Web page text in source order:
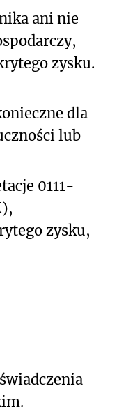
ani nie
zysku.
dla
lub
0111-
zysku,